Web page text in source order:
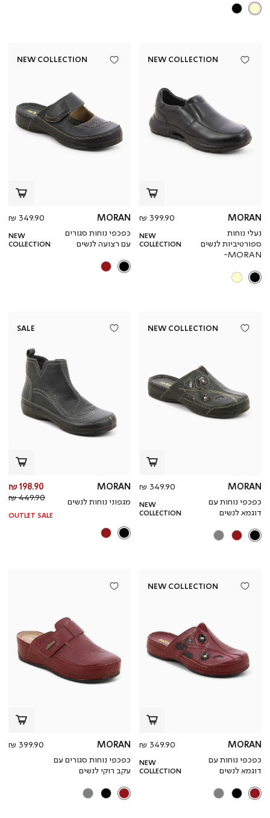
NEW COLLECTION
MORAN
נעלי נוחות
ספורטיביות לנשים
MORAN-
מחיר
399.90 ₪
NEW
COLLECTION
NEW COLLECTION
MORAN
כפכפי נוחות סגורים
עם רצועה לנשים
349.90 ₪
NEW
COLLECTION
NEW COLLECTION
MORAN
כפכפי נוחות עם
דוגמא לנשים
מחיר
349.90 ₪
NEW
COLLECTION
SALE
MORAN
מגפוני נוחות לנשים
198.90 ₪
449.90 ₪
OUTLET SALE
NEW COLLECTION
MORAN
כפכפי נוחות עם
דוגמא לנשים
מחיר
349.90 ₪
NEW
COLLECTION
MORAN
כפכפי נוחות סגורים עם
עקב רוקי לנשים
399.90 ₪